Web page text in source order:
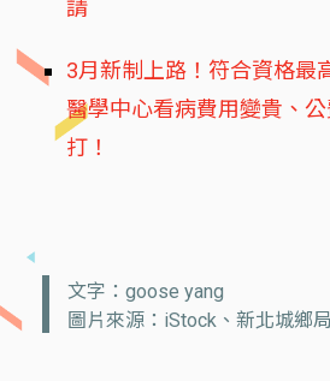
請
3月新制上路！符合資格最
醫學中心看病費用變貴、
打！
文字：goose yang
圖片來源：iStock、新北城鄉局